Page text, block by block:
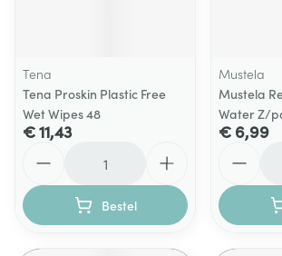
Tena
Tena Proskin Plastic Free
Wet Wipes 48
€ 11,43
Bestel
Mustela
Mustela
Water Z/
€ 6,99